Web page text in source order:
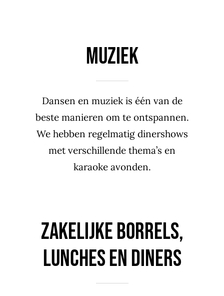
MUZIEK
Dansen en muziek is één van de
beste manieren om te ontspannen.
We hebben regelmatig dinershows
met verschillende thema’s en
karaoke avonden.
ZAKELIJKE BORRELS,
LUNCHES EN DINERS